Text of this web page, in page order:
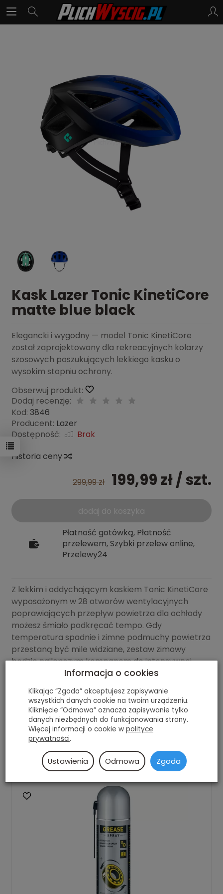
Kask Lazer Tonic KinetiCore
matte blue black
Elegancki i wygodny — model Tonic KinetiCore
został zaprojektowany dla rekreacyjnych kolarzy
szosowych poszukujących lekkiego kasku o
wysokim stopniu ochrony.
Obserwuj produkt:
Dodaj recenzję:
Kod: 3846
Producent: Lazer
Dostępność:
Brak
Historia ceny
299,99 zł 199,99 zł/ szt.
dodaj do koszyka
Płatność gotówką, Płatność
przelewem, Szybki przelew online,
Przelewy24
Z lekkim i oddychającym kaskiem Tonic KinetiCore
wyposażonym w 28 otworów wentylacyjnych
poprawiających przepływ powietrza dla ochłody
możesz śmiało podkręcać tempo. Gdy
temperatura spadnie i zimne podmuchy powietrza
przestaną być mile widziane, zestaw zimowy
będzie najlepszym kompanem do intensywnej
jazdy o każdej porze roku. Dodajmy do tego system
Advanced TurnSys umożliwiający pionową
regulację pokrętłem oraz wyjątkową technologię
ochrony KinetiCore. Efekt? Wygodny i lekki kask o
doskonałej wentylacji.
Polecamy
Informacja o cookies
Klikając “Zgoda” akceptujesz zapisywanie
wszystkich danych cookie na twoim urządzeniu.
Kliknięcie “Odmowa” oznacza zapisywanie tylko
danych niezbędnych do funkcjonowania strony.
Więcej informacji o cookie w polityce
prywatności.
Ustawienia Odmowa Zgoda